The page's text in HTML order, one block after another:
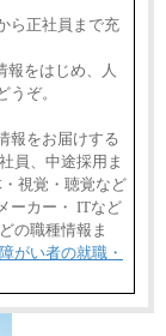
ら正社員まで充
報をはじめ、人
ぞ。
報をお届けする
員、中途採用ま
視覚・聴覚など
ーカー・ ITなど
の職種情報ま
障がい者の就職・